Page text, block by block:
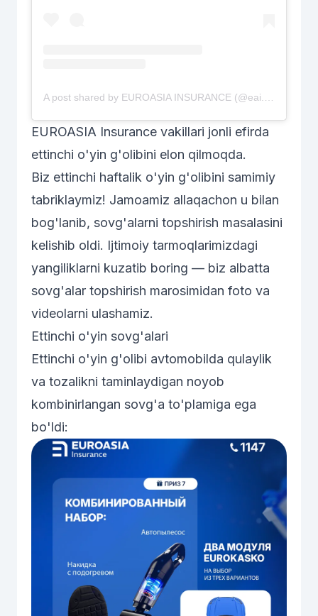
EUROASIA Insurance vakillari jonli efirda
ettinchi o'yin g'olibini elon qilmoqda.
Biz ettinchi haftalik o'yin g'olibini samimiy
tabriklaymiz! Jamoamiz allaqachon u bilan
bog'lanib, sovg'alarni topshirish masalasini
kelishib oldi. Ijtimoiy tarmoqlarimizdagi
yangiliklarni kuzatib boring — biz albatta
sovg'alar topshirish marosimidan foto va
videolarni ulashamiz.
Ettinchi o'yin sovg'alari
Ettinchi o'yin g'olibi avtomobilda qulaylik
va tozalikni taminlaydigan noyob
kombinirlangan sovg'a to'plamiga ega
bo'ldi: